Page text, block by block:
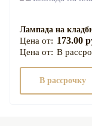
Лампада на
173.00
В
В рассрочку